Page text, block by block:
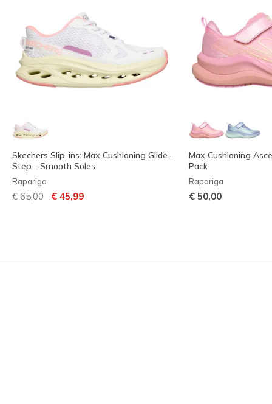
Skechers Slip-ins: Max Cushioning Glide-
Step - Smooth Soles
Rapariga
Preço com desconto de
€ 65,00 para
€ 45,99
Max Cushioning
Pack
Rapariga
€ 50,00